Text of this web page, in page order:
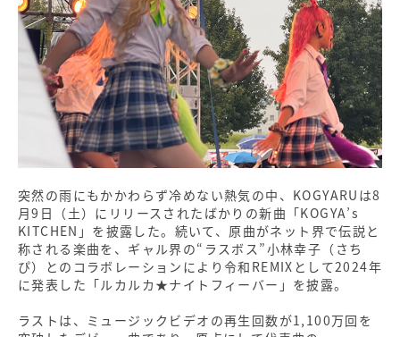
突然の雨にもかかわらず冷めない熱気の中、KOGYARUは8
月9日（土）にリリースされたばかりの新曲「KOGYA’s
KITCHEN」を披露した。続いて、原曲がネット界で伝説と
称される楽曲を、ギャル界の“ラスボス”小林幸子（さち
ぴ）とのコラボレーションにより令和REMIXとして2024年
に発表した「ルカルカ★ナイトフィーバー」を披露。
ラストは、ミュージックビデオの再生回数が1,100万回を